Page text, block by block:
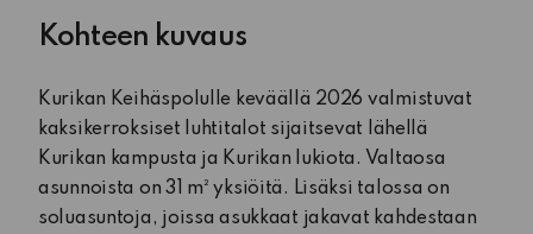
Kohteen kuvaus
Kurikan Keihäspolulle keväällä 2026 valmistuvat
kaksikerroksiset luhtitalot sijaitsevat lähellä
Kurikan kampusta ja Kurikan lukiota. Valtaosa
asunnoista on 31 m² yksiöitä. Lisäksi talossa on
soluasuntoja, joissa asukkaat jakavat kahdestaan